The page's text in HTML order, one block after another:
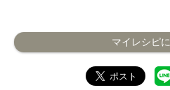
マイレシピ